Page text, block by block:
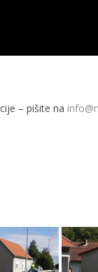
– pišite na